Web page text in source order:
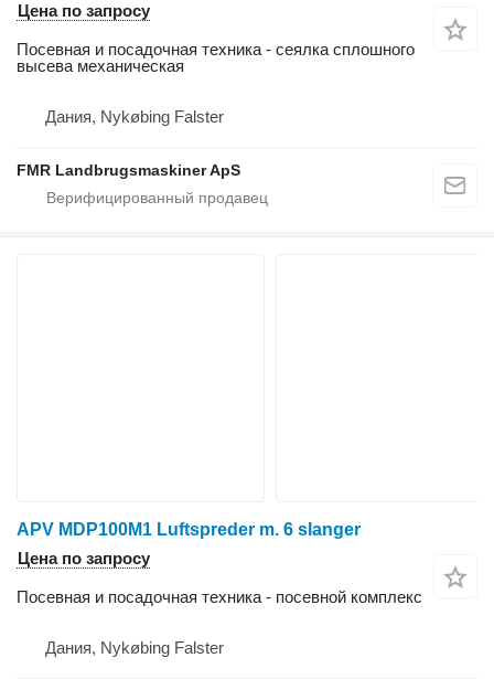
Цена по запросу
Посевная и посадочная техника - сеялка сплошного
высева механическая
Дания, Nykøbing Falster
FMR Landbrugsmaskiner ApS
APV MDP100M1 Luftspreder m. 6 slanger
Цена по запросу
Посевная и посадочная техника - посевной комплекс
Дания, Nykøbing Falster